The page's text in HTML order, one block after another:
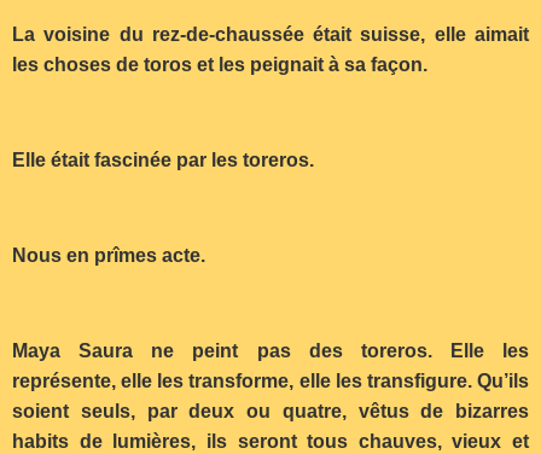
La voisine du rez-de-chaussée était suisse, elle aimait
les choses de toros et les peignait à sa façon.
Elle était fascinée par les toreros.
Nous en prîmes acte.
Maya Saura ne peint pas des toreros. Elle les
représente, elle les transforme, elle les transfigure. Qu’ils
soient seuls, par deux ou quatre, vêtus de bizarres
habits de lumières, ils seront tous chauves, vieux et